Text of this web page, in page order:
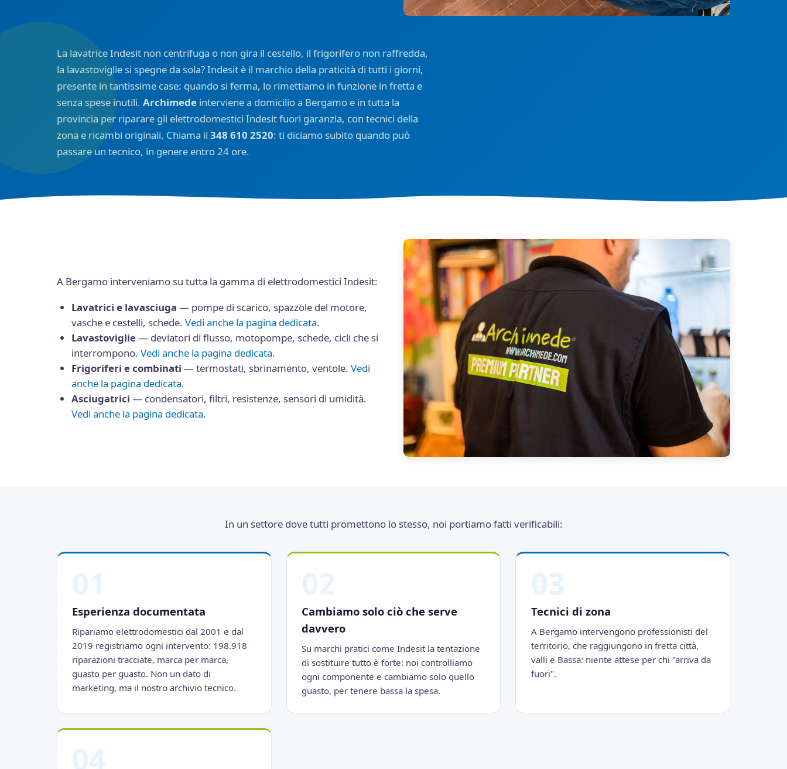
La lavatrice Indesit non centrifuga o non gira il cestello, il frigorifero non raffredda,
la lavastoviglie si spegne da sola? Indesit è il marchio della praticità di tutti i giorni,
presente in tantissime case: quando si ferma, lo rimettiamo in funzione in fretta e
senza spese inutili.Archimede interviene a domicilio a Bergamo e in tutta la
provincia per riparare gli elettrodomestici Indesit fuori garanzia, con tecnici della
zona e ricambi originali. Chiama il348 610 2520: ti diciamo subito quando può
passare un tecnico, in genere entro 24 ore.
A Bergamo interveniamo su tutta la gamma di elettrodomestici Indesit:
Lavatrici e lavasciuga — pompe di scarico, spazzole del motore,
vasche e cestelli, schede.Vedi anche la pagina dedicata.
Lavastoviglie— deviatori di flusso, motopompe, schede, cicli che si
interrompono.Vedi anche la pagina dedicata.
Frigoriferi e combinati — termostati, sbrinamento, ventole.Vedi
anche la pagina dedicata.
Asciugatrici — condensatori, filtri, resistenze, sensori di umidità.
Vedi anche la pagina dedicata.
In un settore dove tutti promettono lo stesso, noi portiamo fatti verificabili:
Esperienza documentata
Ripariamo elettrodomestici dal 2001 e dal
2019 registriamo ogni intervento: 198.918
riparazioni tracciate, marca per marca,
guasto per guasto. Non un dato di
marketing, ma il nostro archivio tecnico.
Cambiamo solo ciò che serve
davvero
Su marchi pratici come Indesit la tentazione
di sostituire tutto è forte: noi controlliamo
ogni componente e cambiamo solo quello
guasto, per tenere bassa la spesa.
Tecnici di zona
A Bergamo intervengono professionisti del
territorio, che raggiungono in fretta città,
valli e Bassa: niente attese per chi "arriva da
fuori".